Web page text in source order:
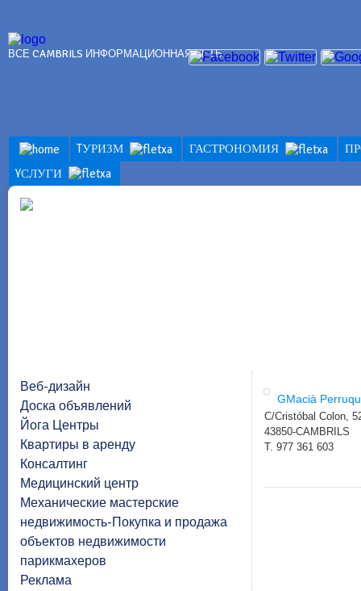
ВСЕ CAMBRILS ИНФОРМАЦИОННАЯ СЕТЬ
TУРИЗМ ГАСТРОНОМИЯ
YСЛУГИ
Веб-дизайн
Доска объявлений
Йога Центры
Квартиры в аренду
Консалтинг
Медицинский центр
Механические мастерские
недвижимость-Покупка и продажа
объектов недвижимости
парикмахеров
Реклама
GMacià
C/Cristóbal Colon,
43850-CAMBRILS
T. 977 361 603